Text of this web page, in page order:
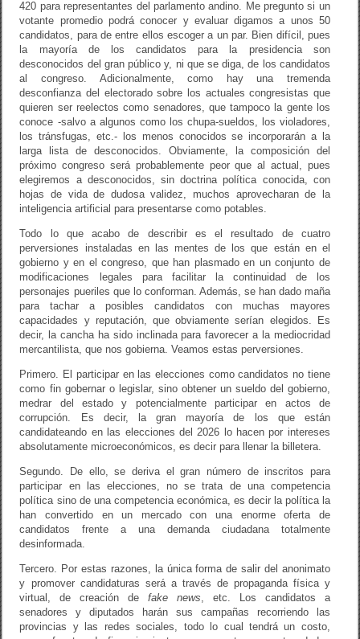
420 para representantes del parlamento andino. Me pregunto si un
votante promedio podrá conocer y evaluar digamos a unos 50
candidatos, para de entre ellos escoger a un par. Bien difícil, pues
la mayoría de los candidatos para la presidencia son
desconocidos del gran público y, ni que se diga, de los candidatos
al congreso. Adicionalmente, como hay una tremenda
desconfianza del electorado sobre los actuales congresistas que
quieren ser reelectos como senadores, que tampoco la gente los
conoce -salvo a algunos como los chupa-sueldos, los violadores,
los tránsfugas, etc.- los menos conocidos se incorporarán a la
larga lista de desconocidos. Obviamente, la composición del
próximo congreso será probablemente peor que al actual, pues
elegiremos a desconocidos, sin doctrina política conocida, con
hojas de vida de dudosa validez, muchos aprovecharan de la
inteligencia artificial para presentarse como potables.
Todo lo que acabo de describir es el resultado de cuatro
perversiones instaladas en las mentes de los que están en el
gobierno y en el congreso, que han plasmado en un conjunto de
modificaciones legales para facilitar la continuidad de los
personajes pueriles que lo conforman. Además, se han dado maña
para tachar a posibles candidatos con muchas mayores
capacidades y reputación, que obviamente serían elegidos. Es
decir, la cancha ha sido inclinada para favorecer a la mediocridad
mercantilista, que nos gobierna. Veamos estas perversiones.
Primero. El participar en las elecciones como candidatos no tiene
como fin gobernar o legislar, sino obtener un sueldo del gobierno,
medrar del estado y potencialmente participar en actos de
corrupción. Es decir, la gran mayoría de los que están
candidateando en las elecciones del 2026 lo hacen por intereses
absolutamente microeconómicos, es decir para llenar la billetera.
Segundo. De ello, se deriva el gran número de inscritos para
participar en las elecciones, no se trata de una competencia
política sino de una competencia económica, es decir la política la
han convertido en un mercado con una enorme oferta de
candidatos frente a una demanda ciudadana totalmente
desinformada.
Tercero. Por estas razones, la única forma de salir del anonimato
y promover candidaturas será a través de propaganda física y
virtual, de creación defake news , etc. Los candidatos a
senadores y diputados harán sus campañas recorriendo las
provincias y las redes sociales, todo lo cual tendrá un costo,